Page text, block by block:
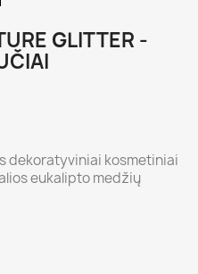
GLITTER -
dekoratyviniai kosmetiniai
eukalipto medžių